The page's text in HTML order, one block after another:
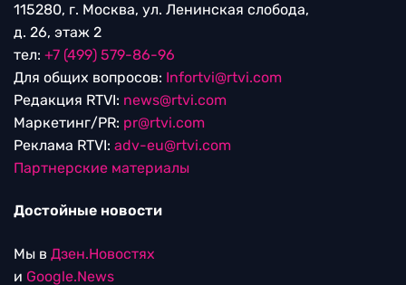
115280, г. Москва, ул. Ленинская слобода,
д. 26, этаж 2
тел: +7 (499) 579-86-96
Для общих вопросов: Infortvi@rtvi.com
Редакция RTVI: news@rtvi.com
Маркетинг/PR: pr@rtvi.com
Реклама RTVI: adv-eu@rtvi.com
Партнерские материалы
Достойные новости
Мы в Дзен.Новостях
и Google.News